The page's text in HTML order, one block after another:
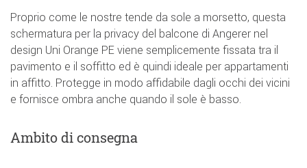
Proprio come le nostre tende da sole a morsetto, questa
schermatura per la privacy del balcone di Angerer nel
design Uni Orange PE viene semplicemente fissata tra il
pavimento e il soffitto ed è quindi ideale per appartamenti
in affitto. Protegge in modo affidabile dagli occhi dei vicini
e fornisce ombra anche quando il sole è basso.
Ambito di consegna